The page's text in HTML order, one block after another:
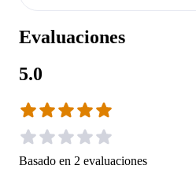
Evaluaciones
5.0
Basado en 2 evaluaciones